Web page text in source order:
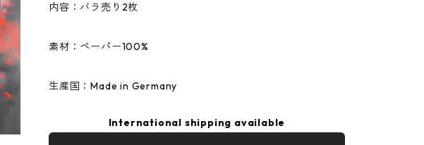
内容：バラ売り2枚
素材：ペーパー100%
生産国：Made in Germany
International shipping available